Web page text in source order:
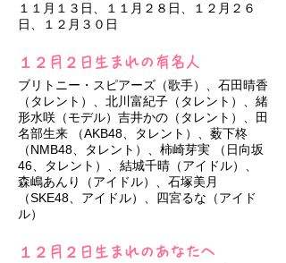
１１月１３日、１１月２８日、１２月２６
日、１２月３０日
１２月２日生まれの有名人
ブリトニー・スピアーズ（歌手）、石田晴香
（タレント）、北川富紀子（タレント）、緒
形水咲（モデル）吉井かの（タレント）
、田
名部生来 （AKB48、タレント）、薮下柊
（NMB48、タレント）、柿崎芽実 （日向坂
46、タレント）、 ​結城千晴（アイドル）、
森嶋あんり（アイドル）、石塚美月
（SKE48、アイドル）、四宮るな（アイド
ル）​
１２月２日生まれのあなたへ